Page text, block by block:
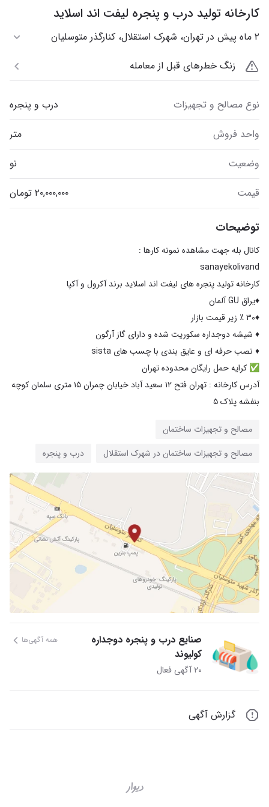
کارخانه تولید درب و پنجره لیفت اند اسلاید
۲ ماه پیش در تهران، شهرک استقلال، کنارگذر متوسلیان
زنگ خطرهای قبل از معامله
نوع مصالح و تجهیزات
درب و پنجره
واحد فروش
متر
وضعیت
نو
قیمت
توضیحات
آدرس کارخانه : تهران فتح ۱۲ سعید آباد خیابان چمران ۱۵ متری سلمان کوچه
بنفشه پلاک ۵
مصالح و تجهیزات ساختمان
مصالح و تجهیزات ساختمان در شهرک استقلال
درب و پنجره
صنایع درب و پنجره دوجداره
کولیوند
همه آگهی‌ها
۲۰ آگهی فعال
گزارش آگهی